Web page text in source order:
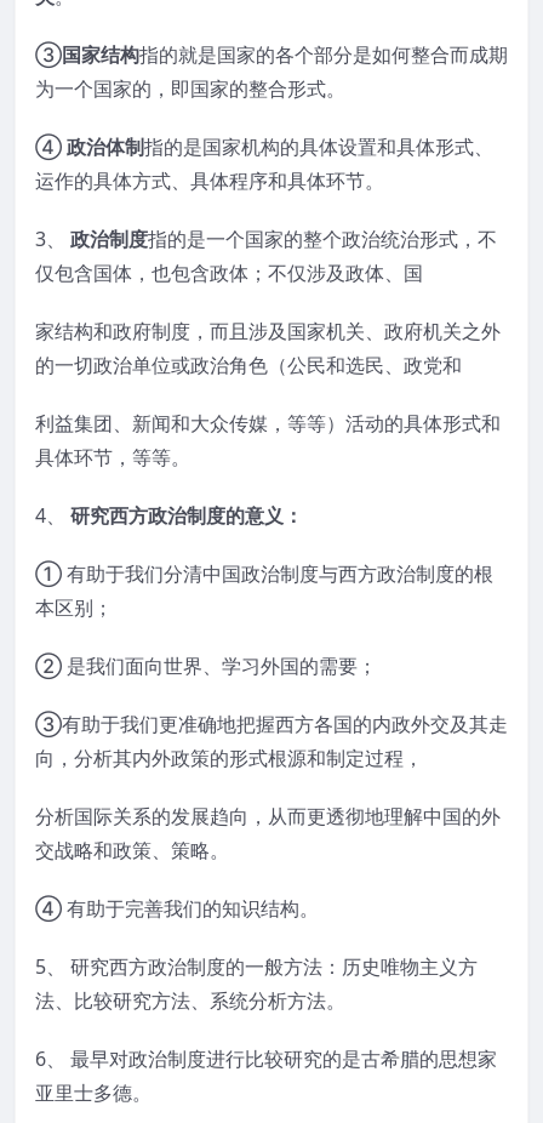
③国家结构指的就是国家的各个部分是如何整合而成期
为一个国家的，即国家的整合形式。
④政治体制指的是国家机构的具体设置和具体形式、
运作的具体方式、具体程序和具体环节。
3、 政治制度指的是一个国家的整个政治统治形式，不
仅包含国体，也包含政体；不仅涉及政体、国
家结构和政府制度，而且涉及国家机关、政府机关之外
的一切政治单位或政治角色（公民和选民、政党和
利益集团、新闻和大众传媒，等等）活动的具体形式和
具体环节，等等。
4、 研究西方政治制度的意义：
① 有助于我们分清中国政治制度与西方政治制度的根
本区别；
② 是我们面向世界、学习外国的需要；
③有助于我们更准确地把握西方各国的内政外交及其走
向，分析其内外政策的形式根源和制定过程，
分析国际关系的发展趋向，从而更透彻地理解中国的外
交战略和政策、策略。
④ 有助于完善我们的知识结构。
5、 研究西方政治制度的一般方法：历史唯物主义方
法、比较研究方法、系统分析方法。
6、 最早对政治制度进行比较研究的是古希腊的思想家
亚里士多德。